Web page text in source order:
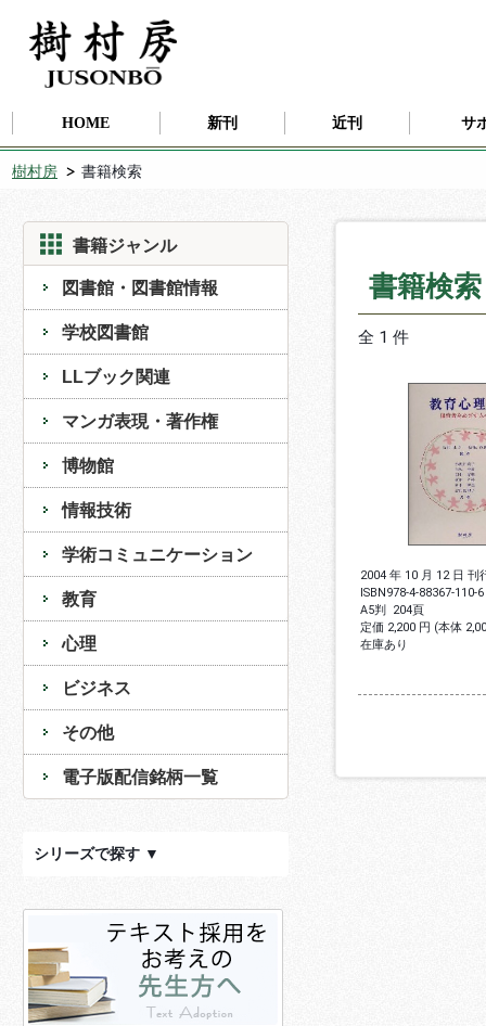
HOME 新刊 近刊 サ
樹村房 書籍検索
書籍ジャンル
図書館・図書館情報
学校図書館
LLブック関連
マンガ表現・著作権
博物館
情報技術
学術コミュニケーション
教育
心理
ビジネス
その他
電子版配信銘柄一覧
シリーズで探す ▼
書籍検
全 1 件
2004 年 10 月 12 日 刊
ISBN978-4-88367-110-6
A5判 204頁
定価 2,200 円 (本体
在庫あり